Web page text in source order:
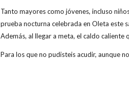
Tanto mayores como jóvenes, incluso
prueba nocturna celebrada en Oleta este
Además, al llegar a meta, el caldo
Para los que no pudisteis acudir, aunque